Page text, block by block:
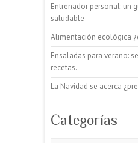
Entrenador personal: un
saludable
Alimentación ecológica
Ensaladas para verano:
recetas.
La Navidad se acerca
Categorías